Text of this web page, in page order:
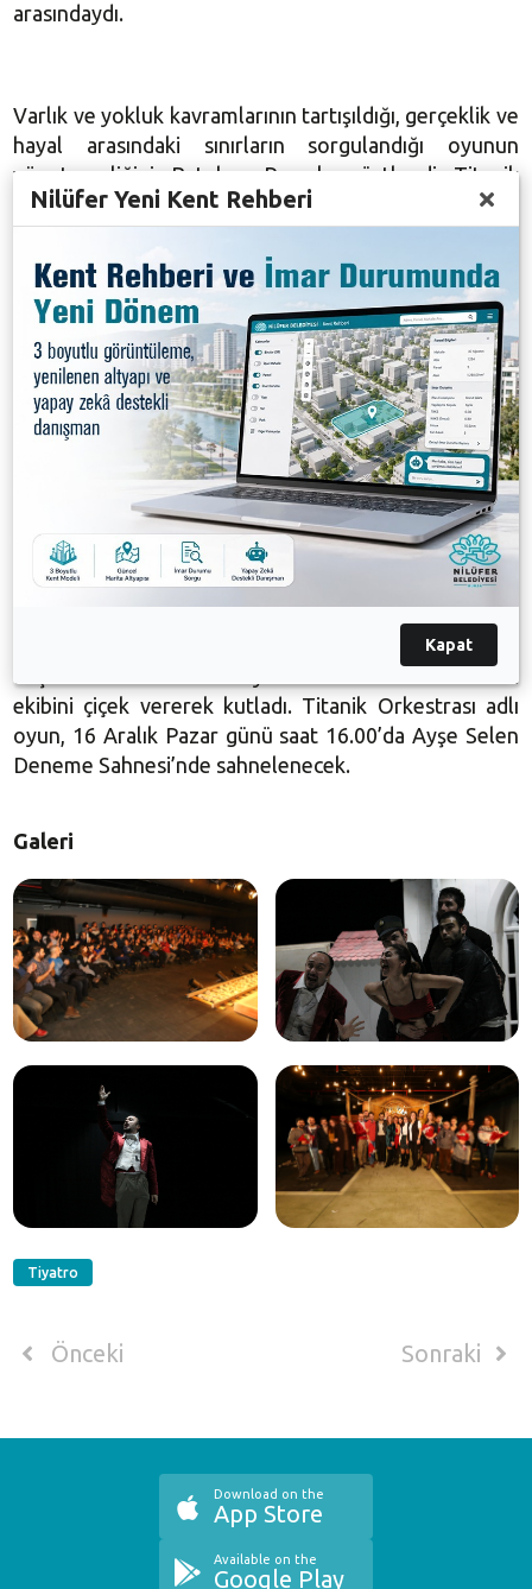
arasındaydı.
Varlık ve yokluk kavramlarının tartışıldığı, gerçeklik ve
hayal arasındaki sınırların sorgulandığı oyunun
yönetmenliğini, Batuhan Pamukçu üstlendi. Titanik
Orkestrası adlı oyun, unutulmuş küçük bir tren
garında yaşayan dört serserinin kısır döngüye
dönüşmüş hayatlarının, sihirbaz Harry ile
karşılaşmasıyla birlikte değişmesini trajikomik bir
şekilde anlatıyor.
AYAKTA ALKIŞLANDI
Tek perdeden oluşan oyunun sonunda tiyatro
tutkunları, Nilüfer Belediyesi Kent Tiyatrosu
oyuncularını ayakta alkışladı. Gecenin sonunda, emeği
Başkan Yardımcısı Bukle Erman, Nilüfer Belediye
Başkanı Mustafa Bozbey adına Titanik Orkestrası
ekibini çiçek vererek kutladı. Titanik Orkestrası adlı
oyun, 16 Aralık Pazar günü saat 16.00’da Ayşe Selen
Deneme Sahnesi’nde sahnelenecek.
Galeri
Tiyatro
Önceki Sonraki
Download on the
App Store
Available on the
Google Play
Nilüfer Yeni Kent Rehberi
Kapat